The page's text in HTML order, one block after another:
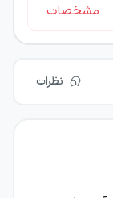
مشخصات
نظرات